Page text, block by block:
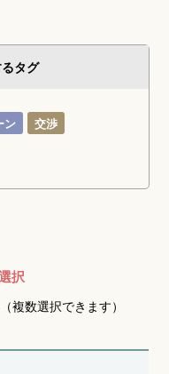
タグ
ン 交渉
択
複数選択できます）